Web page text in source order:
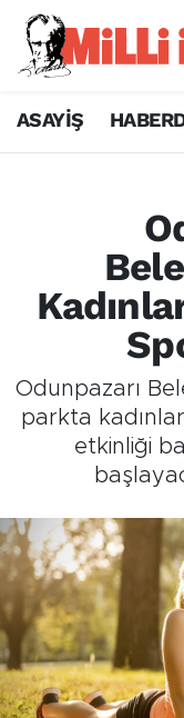
ASAYİŞ
Odunpazarı
parkta
etkinliği